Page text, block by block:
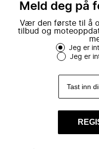
Meld deg på
Vær den første til å
tilbud og
Jeg er
Jeg er